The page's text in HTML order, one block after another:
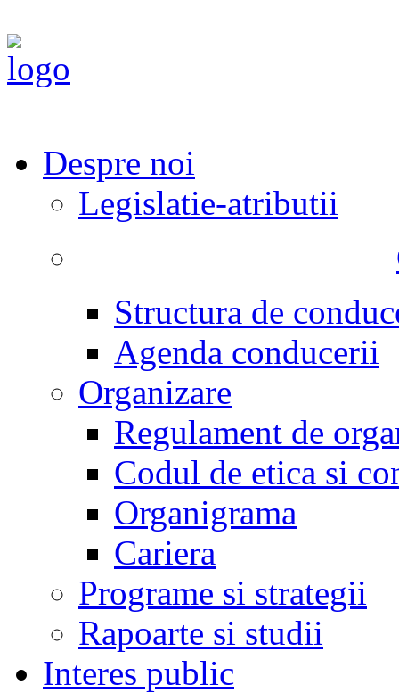
Despre noi
Legislatie-atributii
Structura de
Agenda conducerii
Organizare
Regulament de
Codul de etica si
Organigrama
Cariera
Programe si strategii
Rapoarte si studii
Interes public